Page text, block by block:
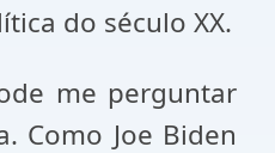
do século XX.
me perguntar
Como Joe Biden